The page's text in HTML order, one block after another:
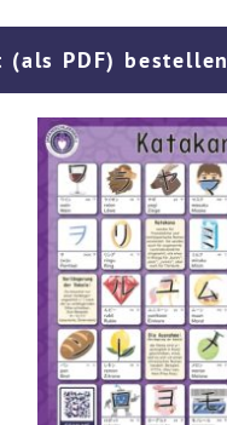
(als PDF) bestellen